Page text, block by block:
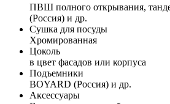
ПВШ полного открывания,
(Россия) и др.
Сушка для посуды
Хромированная
Цоколь
в цвет фасадов или корпуса
Подъемники
BOYARD (Россия) и др.
Аксессуары